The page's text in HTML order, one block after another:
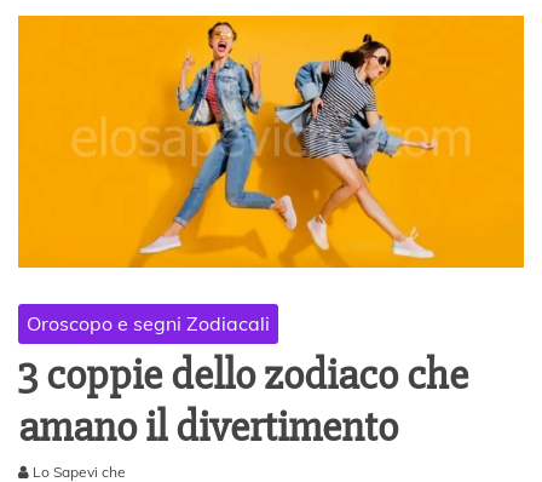
Oroscopo e segni Zodiacali
3 coppie dello zodiaco che
amano il divertimento
Lo Sapevi che